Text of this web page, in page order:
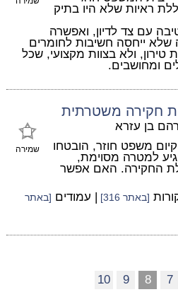
ראיות שלא היו בתיק
עם צד לדיון, ואפשרה
ייחסה חשיבות לחומרים
טירון, ולא בצוות מקצועי, שכל
ומחושבים.
חקירה משטרתית
שמירה
בן עזרא
משפט חוזר, הובטחו
למטרה מסוימת,
החקירה. האם אפשר
[באתר 316] | עמודים [באתר
7
8
9
10